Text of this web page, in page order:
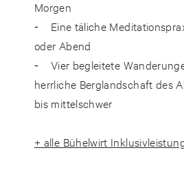
Morgen
⁃ Eine täliche
oder Abend
⁃ Vier begleitete
herrliche Berglandschaft des
bis mittelschwer
+ alle Bühelwirt